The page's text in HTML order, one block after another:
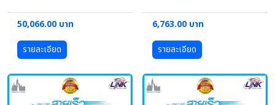
50,066.00 บาท
รายละเอียด
6,763.00 บาท
รายละเอียด